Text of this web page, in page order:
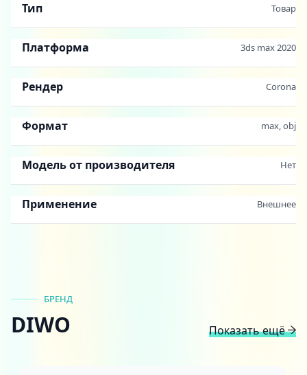
Тип Товар
Платформа 3ds max 2020
Рендер Corona
Формат max, obj
Модель от производителя Нет
Применение Внешнее
БРЕНД
DIWO Показать ещё